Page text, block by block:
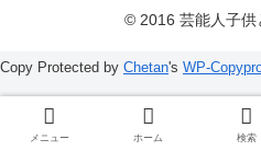
© 2016 芸能人子供
メニュー ホーム 検索
Copy Protected by Chetan's WP-